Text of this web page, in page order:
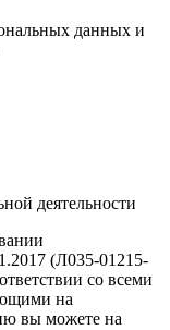
данных и
деятельности
(Л035-01215-
со всеми
на
вы можете на